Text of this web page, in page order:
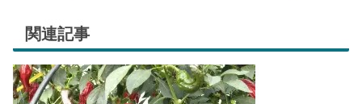
関連記事